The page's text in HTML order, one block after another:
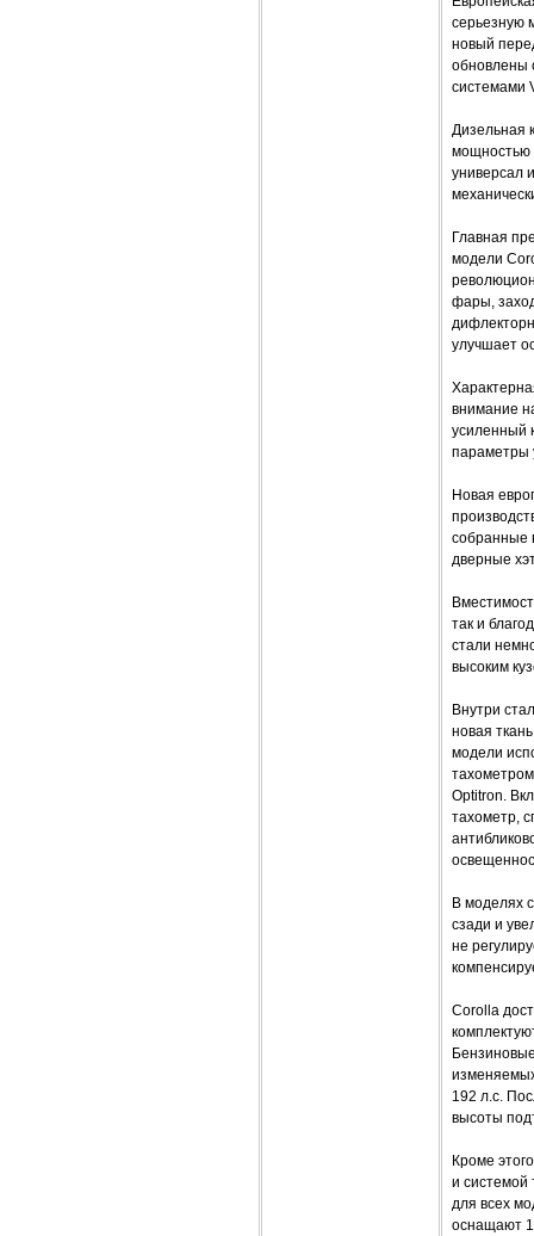
серьезную
новый
обновлены
системами
Дизельная
мощностью
универсал
Главная
модели
фары,
улучшает
внимание
усиленный
параметры
Новая
собранные
дверные
так и
стали
высоким
Внутри
новая
модели
Optitron.
тахометр,
В моделях
сзади и
не
Corolla
192 л.с.
высоты
Кроме
и системой
для всех
оснащают